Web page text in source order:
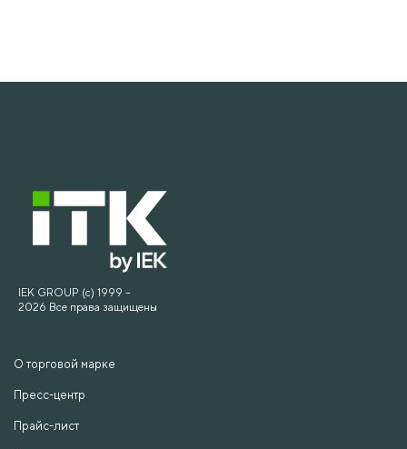
IEK GROUP (c) 1999 –
2026 Все права защищены
О торговой марке
Пресс-центр
Прайс-лист